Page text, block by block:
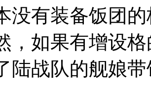
没有装备饭团
，如果有增设
陆战队的舰娘